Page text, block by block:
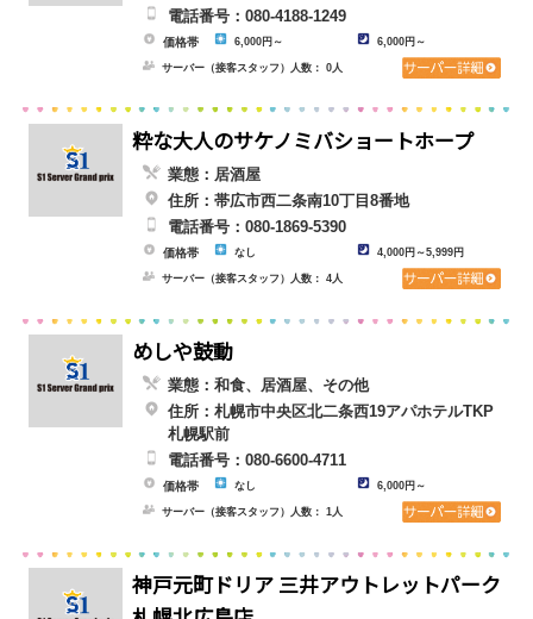
電話番号：080-4188-1249
価格帯 6,000円～ 6,000円～
サーバー（接客スタッフ）人数： 0人
粋な大人のサケノミバショートホープ
業態：居酒屋
住所：帯広市西二条南10丁目8番地
電話番号：080-1869-5390
価格帯 なし 4,000円～5,999円
サーバー（接客スタッフ）人数： 4人
めしや鼓動
業態：和食、居酒屋、その他
住所：札幌市中央区北二条西19アパホテルTKP
札幌駅前
電話番号：080-6600-4711
価格帯 なし 6,000円～
サーバー（接客スタッフ）人数： 1人
神戸元町ドリア 三井アウトレットパーク